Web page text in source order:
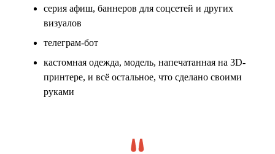
серия афиш, баннеров для соцсетей и других
визуалов
телеграм-бот
кастомная одежда, модель, напечатанная на 3D-
принтере, и всё остальное, что сделано своими
руками